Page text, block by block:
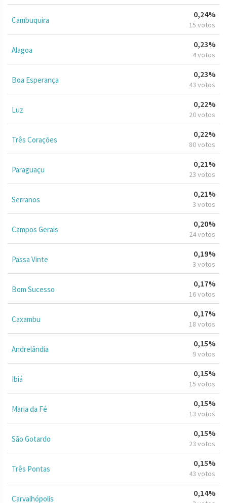
Cambuquira
0,24%
15 votos
Alagoa
0,23%
4 votos
Boa Esperança
0,23%
43 votos
Luz
0,22%
20 votos
Três Corações
0,22%
80 votos
Paraguaçu
0,21%
23 votos
Serranos
0,21%
3 votos
Campos Gerais
0,20%
24 votos
Passa Vinte
0,19%
3 votos
Bom Sucesso
0,17%
16 votos
Caxambu
0,17%
18 votos
Andrelândia
0,15%
9 votos
Ibiá
0,15%
15 votos
Maria da Fé
0,15%
13 votos
São Gotardo
0,15%
23 votos
Três Pontas
0,15%
43 votos
Carvalhópolis
0,14%